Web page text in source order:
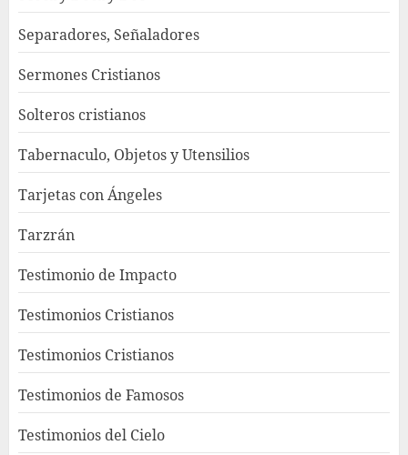
Separadores, Señaladores
Sermones Cristianos
Solteros cristianos
Tabernaculo, Objetos y Utensilios
Tarjetas con Ángeles
Tarzrán
Testimonio de Impacto
Testimonios Cristianos
Testimonios Cristianos
Testimonios de Famosos
Testimonios del Cielo